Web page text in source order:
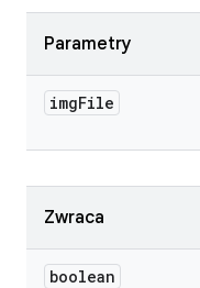
Parametry
imgFile
Zwraca
boolean